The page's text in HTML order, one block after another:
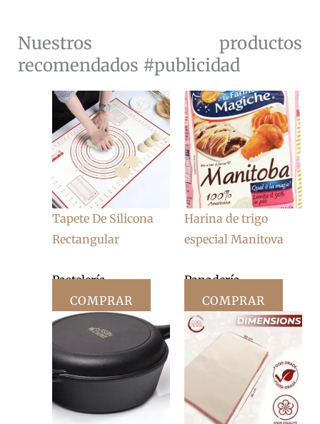
Nuestros productos
recomendados #publicidad
Tapete De Silicona
Rectangular
Pastelería
COMPRAR
Harina de trigo
especial Manitova
Panadería
COMPRAR